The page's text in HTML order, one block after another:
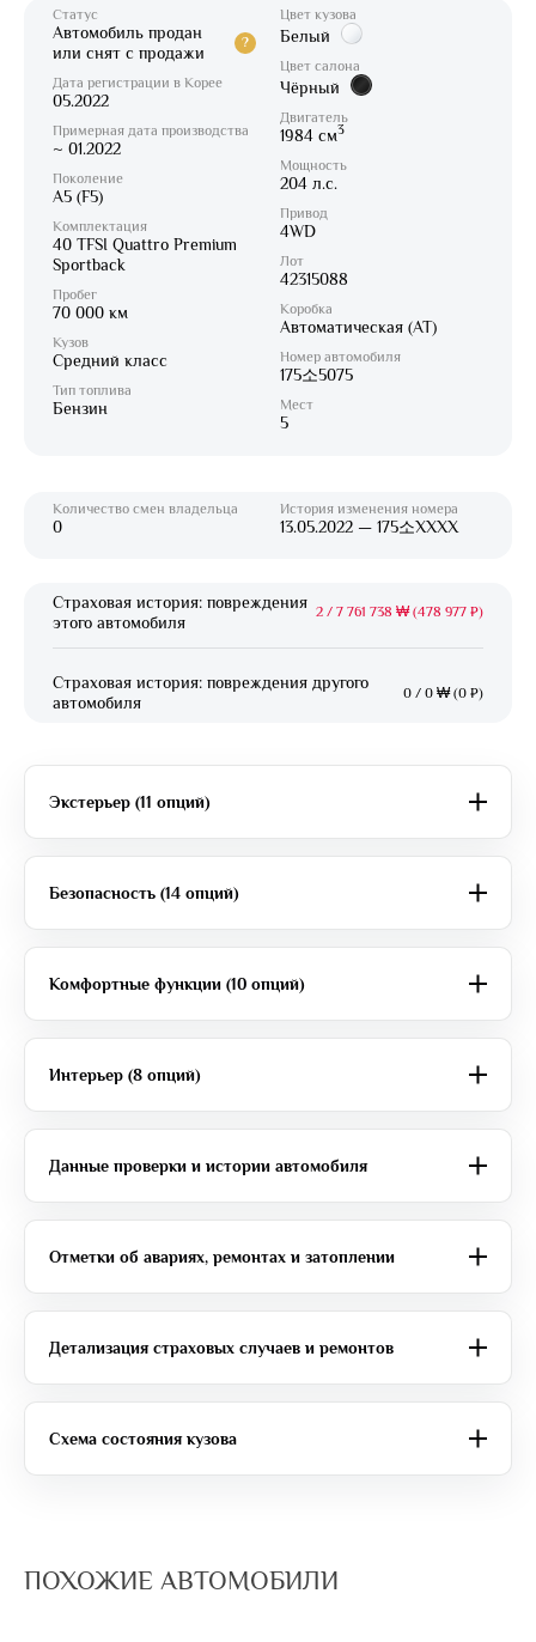
Статус
Автомобиль продан
или снят с продажи
?
Дата регистрации в Корее
05.2022
Примерная дата производства
~ 01.2022
Поколение
A5 (F5)
Комплектация
40 TFSI Quattro Premium
Sportback
Пробег
70 000 км
Кузов
Средний класс
Тип топлива
Бензин
Цвет кузова
Белый
Цвет салона
Чёрный
Двигатель
1984 см3
Мощность
204 л.с.
Привод
4WD
Лот
42315088
Коробка
Автоматическая (AT)
Номер автомобиля
175소5075
Мест
5
Количество смен владельца
0
История изменения номера
13.05.2022 — 175소XXXX
Страховая история: повреждения
этого автомобиля
2 / 7 761 738 ₩ (478 977 ₽)
Страховая история: повреждения другого
автомобиля
0 / 0 ₩ (0 ₽)
Экстерьер (11 опций)
Безопасность (14 опций)
Комфортные функции (10 опций)
Интерьер (8 опций)
Данные проверки и истории автомобиля
Отметки об авариях, ремонтах и затоплении
Детализация страховых случаев и ремонтов
Схема состояния кузова
ПОХОЖИЕ АВТОМОБИЛИ